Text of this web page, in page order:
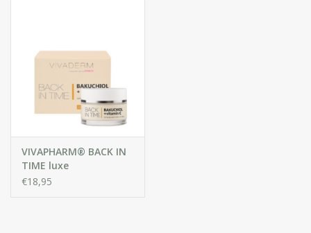
VIVAPHARM® BACK IN
TIME luxe
beschermende
€18,95